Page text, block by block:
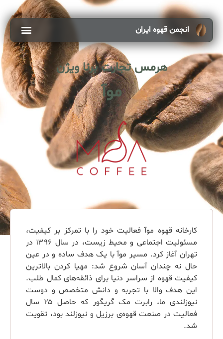
انجمن قهوه ایران
هرمس تجارت برنا ویژن
موآ
کارخانه قهوه موآ فعالیت خود را با تمرکز بر کیفیت،
مسئولیت اجتماعی و محیط زیست، در سال ۱۳۹۶ در
تهران آغاز کرد. مسیر موآ با یک هدف ساده و در عین
حال نه چندان آسان شروع شد: مهیا کردن بالاترین
کیفیت قهوه از سراسر دنیا برای ذائقه‌های کمال طلب.
این هدف والا با تجربه و دانش متخصص و دوست
نیوزلندی ما، رابرت مک گریگور که حاصل ۲۵ سال
فعالیت در صنعت قهوه‌ی برزیل و نیوزلند بود، تقویت
شد.